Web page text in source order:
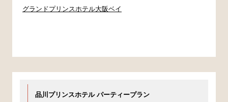
グランドプリンスホテル大阪ベイ
品川プリンスホテル パーティープラン